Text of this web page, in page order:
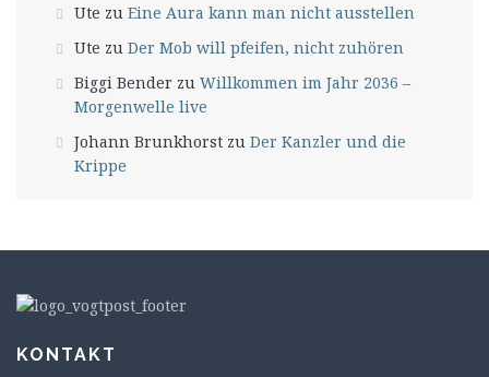
Ute zu Eine Aura kann man nicht ausstellen
Ute zu Der Mob will pfeifen, nicht zuhören
Biggi Bender zu Willkommen im Jahr 2036 –
Morgenwelle live
Johann Brunkhorst zu Der Kanzler und die
Krippe
KONTAKT